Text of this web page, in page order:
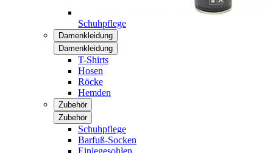
Schuhpflege
Damenkleidung
Damenkleidung
T-Shirts
Hosen
Röcke
Hemden
Zubehör
Zubehör
Schuhpflege
Barfuß-Socken
Einlegesohlen